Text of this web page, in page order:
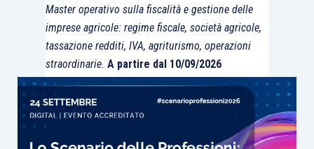
Master operativo sulla fiscalità e gestione delle
imprese agricole: regime fiscale, società agricole,
tassazione redditi, IVA, agriturismo, operazioni
straordinarie. A partire dal 10/09/2026